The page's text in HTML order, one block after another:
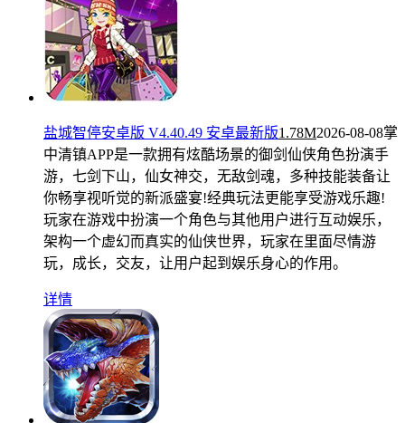
盐城智停安卓版 V4.40.49 安卓最新版1.78M2026-08-08掌
中清镇APP是一款拥有炫酷场景的御剑仙侠角色扮演手
游，七剑下山，仙女神交，无敌剑魂，多种技能装备让
你畅享视听觉的新派盛宴!经典玩法更能享受游戏乐趣!
玩家在游戏中扮演一个角色与其他用户进行互动娱乐，
架构一个虚幻而真实的仙侠世界，玩家在里面尽情游
玩，成长，交友，让用户起到娱乐身心的作用。
详情